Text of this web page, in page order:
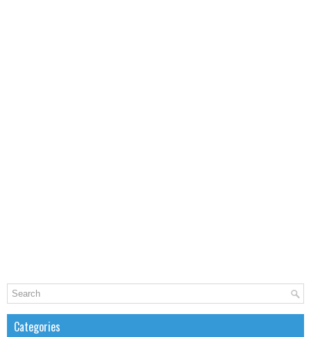
Categories